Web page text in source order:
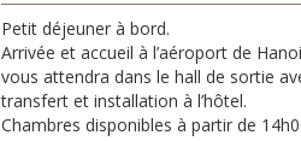
Petit déjeuner à bord.
Arrivée et accueil à l’aéroport de
vous attendra dans le hall de sortie
transfert et installation à l’hôtel.
Chambres disponibles à partir de